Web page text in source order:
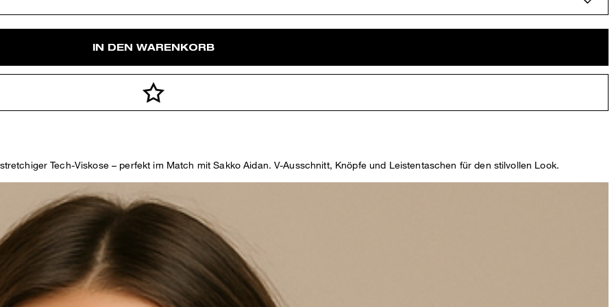
IN DEN WARENKORB
Tech-Viskose – perfekt im Match mit Sakko Aidan. V-Ausschnitt, Knöpfe und Leistentaschen für den stilvollen Look.